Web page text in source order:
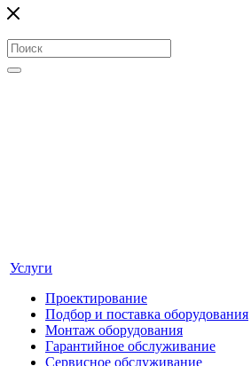
Услуги
Проектирование
Подбор и поставка оборудования
Монтаж оборудования
Гарантийное обслуживание
Сервисное обслуживание